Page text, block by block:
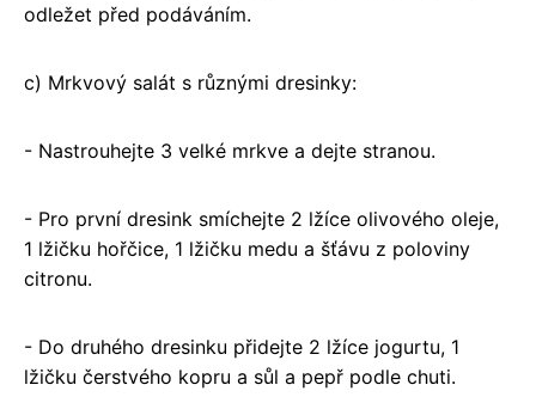
odležet před podáváním.
c) Mrkvový salát s různými dresinky:
- Nastrouhejte 3 velké mrkve a dejte stranou.
- Pro první dresink smíchejte 2 lžíce olivového oleje,
1 lžičku hořčice, 1 lžičku medu a šťávu z poloviny
citronu.
- Do druhého dresinku přidejte 2 lžíce jogurtu, 1
lžičku čerstvého kopru a sůl a pepř podle chuti.